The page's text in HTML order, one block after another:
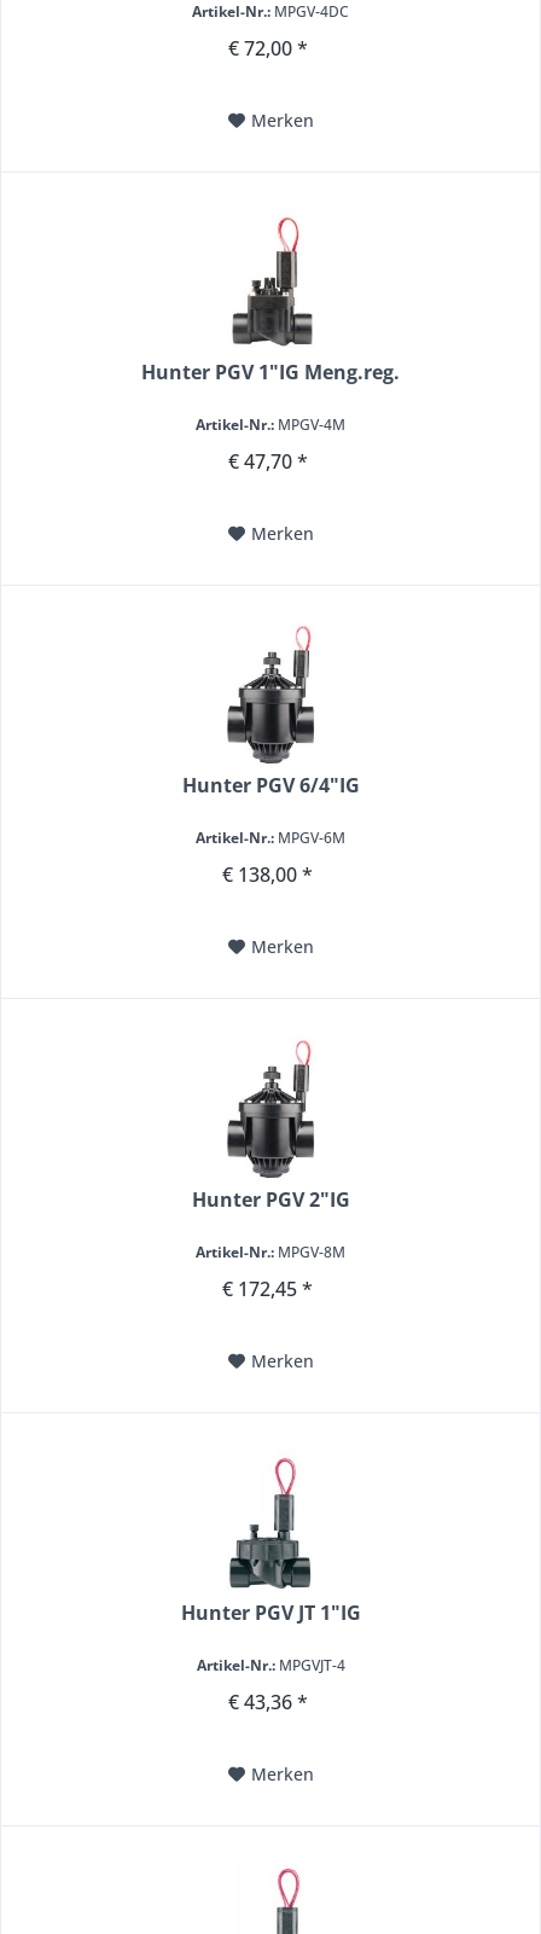
Artikel-Nr.: MPGV-4DC
€ 72,00 *
Merken
Hunter PGV 1"IG Meng.reg.
Artikel-Nr.: MPGV-4M
€ 47,70 *
Merken
Hunter PGV 6/4"IG
Artikel-Nr.: MPGV-6M
€ 138,00 *
Merken
Hunter PGV 2"IG
Artikel-Nr.: MPGV-8M
€ 172,45 *
Merken
Hunter PGV JT 1"IG
Artikel-Nr.:MPGVJT-4
€ 43,36 *
Merken